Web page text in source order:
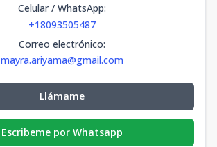
Celular / WhatsApp:
+18093505487
Correo electrónico:
mayra.ariyama@gmail.com
Llámame
Escribeme por Whatsapp